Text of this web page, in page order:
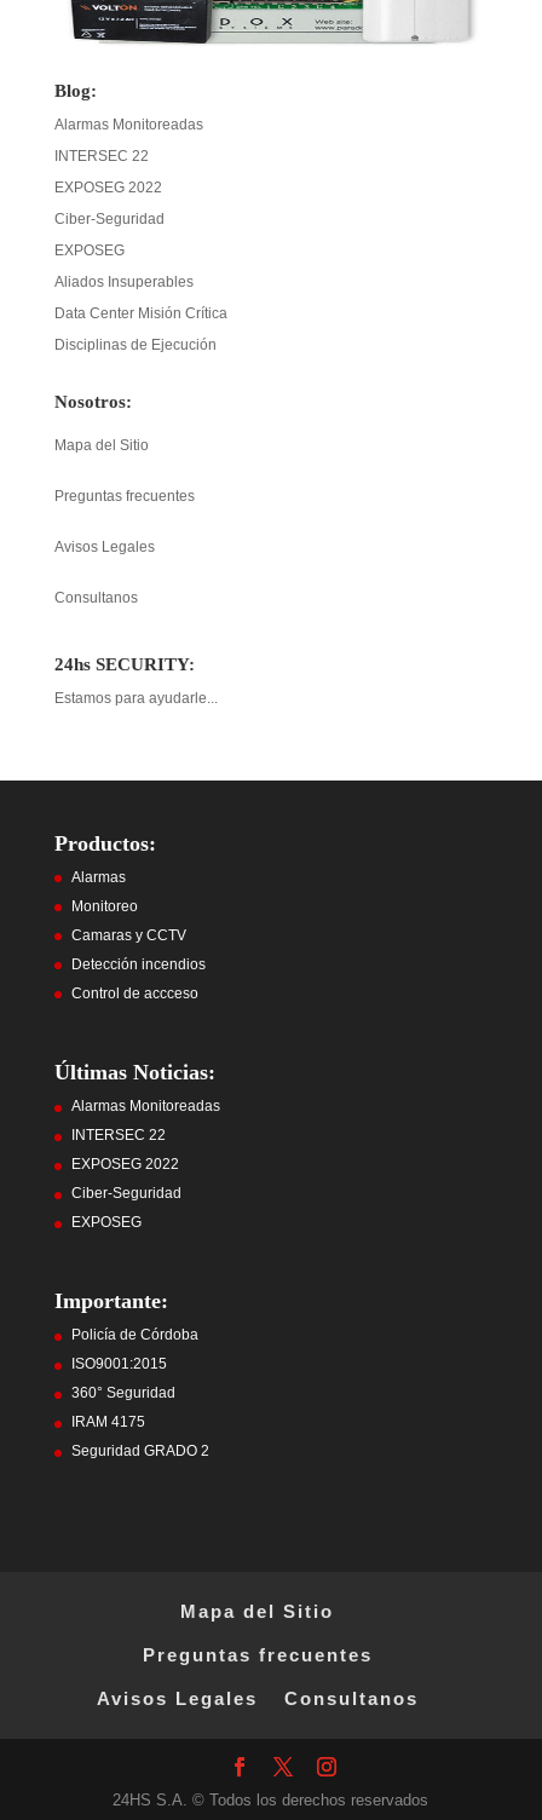
Blog:
Alarmas Monitoreadas
INTERSEC 22
EXPOSEG 2022
Ciber-Seguridad
EXPOSEG
Aliados Insuperables
Data Center Misión Crítica
Disciplinas de Ejecución
Nosotros:
Mapa del Sitio
Preguntas frecuentes
Avisos Legales
Consultanos
24hs SECURITY:
Estamos para ayudarle...
Productos:
Alarmas
Monitoreo
Camaras y CCTV
Detección incendios
Control de accceso
Últimas Noticias:
Alarmas Monitoreadas
INTERSEC 22
EXPOSEG 2022
Ciber-Seguridad
EXPOSEG
Importante:
Policía de Córdoba
ISO9001:2015
360° Seguridad
IRAM 4175
Seguridad GRADO 2
Mapa del Sitio
Preguntas frecuentes
Avisos Legales Consultanos
FacebookInstagram
24HS S.A. © Todos los derechos reservados